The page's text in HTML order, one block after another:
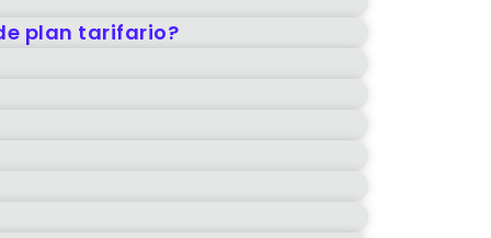
plan tarifario?